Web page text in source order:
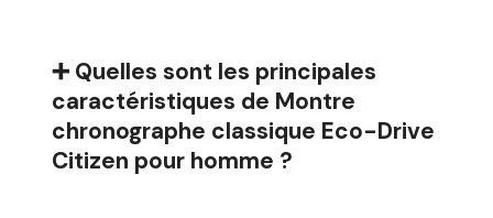
➕ Quelles sont les principales
caractéristiques de Montre
chronographe classique Eco-Drive
Citizen pour homme ?